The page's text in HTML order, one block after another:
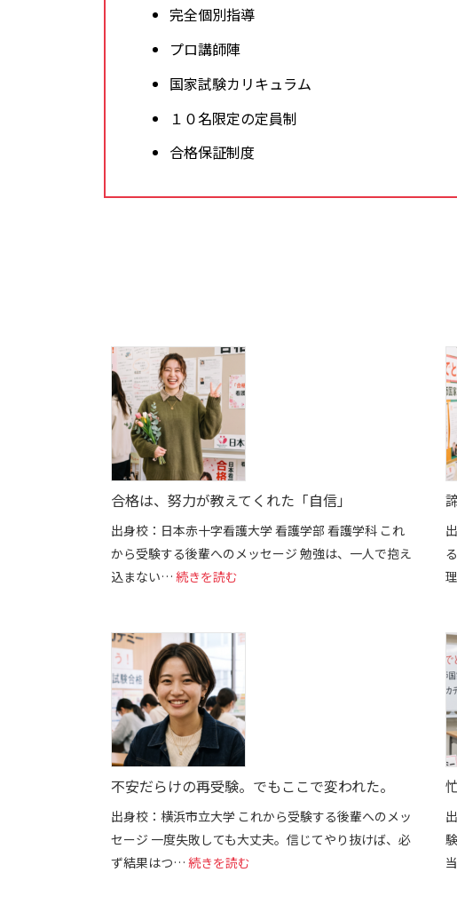
完全個別指導
プロ講師陣
国家試験カリキュラム
１０名限定の定員制
合格保証制度
合格は、努力が教えてくれた「自信」
出身校：日本赤十字看護大学 看護学部 看護学科 これ
から受験する後輩へのメッセージ 勉強は、一人で抱え
込まない… 続きを読む : 合格は、努力が教えてくれた「自信」
不安だらけの再受験。でもここで変われた。
出身校：横浜市立大学 これから受験する後輩へのメッ
セージ 一度失敗しても大丈夫。信じてやり抜けば、必
ず結果はつ… 続きを読む : 不安だらけの再受験。でもここで